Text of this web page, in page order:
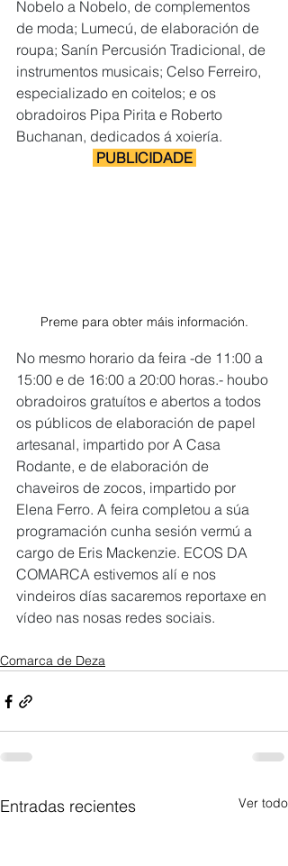
Nobelo a Nobelo, de complementos
de moda; Lumecú, de elaboración de
roupa; Sanín Percusión Tradicional, de
instrumentos musicais; Celso Ferreiro,
especializado en coitelos; e os
obradoiros Pipa Pirita e Roberto
Buchanan, dedicados á xoiería.
PUBLICIDADE
Preme para obter máis información.
No mesmo horario da feira -de 11:00 a
15:00 e de 16:00 a 20:00 horas.- houbo
obradoiros gratuítos e abertos a todos
os públicos de elaboración de papel
artesanal, impartido por A Casa
Rodante, e de elaboración de
chaveiros de zocos, impartido por
Elena Ferro. A feira completou a súa
programación cunha sesión vermú a
cargo de Eris Mackenzie. ECOS DA
COMARCA estivemos alí e nos
vindeiros días sacaremos reportaxe en
vídeo nas nosas redes sociais.
Comarca de Deza
Entradas recientes Ver todo